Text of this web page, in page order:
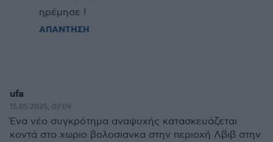
ηρέμησε !
ΑΠΑΝΤΗΣΗ
ufa
15.05.2025, 07:09
Ένα νέο συγκρότημα αναψυχής κατασκευάζεται
κοντά στο χωριο βολοσιανκα στην περιοχή Λβιβ στην